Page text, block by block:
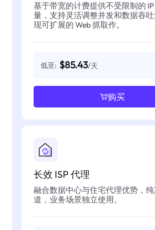
基于带宽的计费提供不受限制的
量，支持灵活调整并发和数据吞
现可扩展的 Web 抓取作。
低至: $85.43/天
购买
长效 ISP 代理
融合数据中心与住宅代理优势，纯
道，业务场景独立使用。